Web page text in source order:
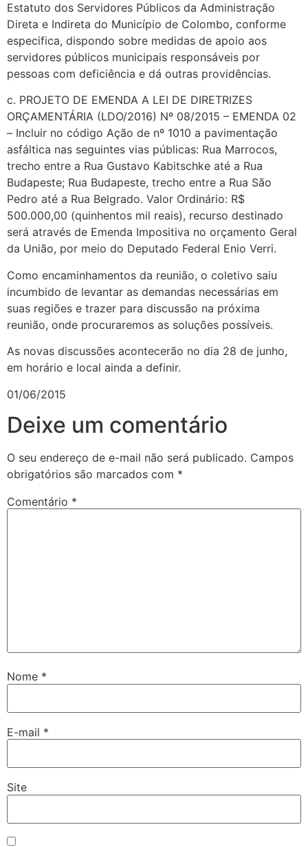
Estatuto dos Servidores Públicos da Administração
Direta e Indireta do Município de Colombo, conforme
especifica, dispondo sobre medidas de apoio aos
servidores públicos municipais responsáveis por
pessoas com deficiência e dá outras providências.
c. PROJETO DE EMENDA A LEI DE DIRETRIZES
ORÇAMENTÁRIA (LDO/2016) Nº 08/2015 – EMENDA 02
– Incluir no código Ação de nº 1010 a pavimentação
asfáltica nas seguintes vias públicas: Rua Marrocos,
trecho entre a Rua Gustavo Kabitschke até a Rua
Budapeste; Rua Budapeste, trecho entre a Rua São
Pedro até a Rua Belgrado. Valor Ordinário: R$
500.000,00 (quinhentos mil reais), recurso destinado
será através de Emenda Impositiva no orçamento Geral
da União, por meio do Deputado Federal Enio Verri.
Como encaminhamentos da reunião, o coletivo saiu
incumbido de levantar as demandas necessárias em
suas regiões e trazer para discussão na próxima
reunião, onde procuraremos as soluções possíveis.
As novas discussões acontecerão no dia 28 de junho,
em horário e local ainda a definir.
01/06/2015
Deixe um comentário
O seu endereço de e-mail não será publicado. Campos
obrigatórios são marcados com *
Comentário *
Nome *
E-mail *
Site